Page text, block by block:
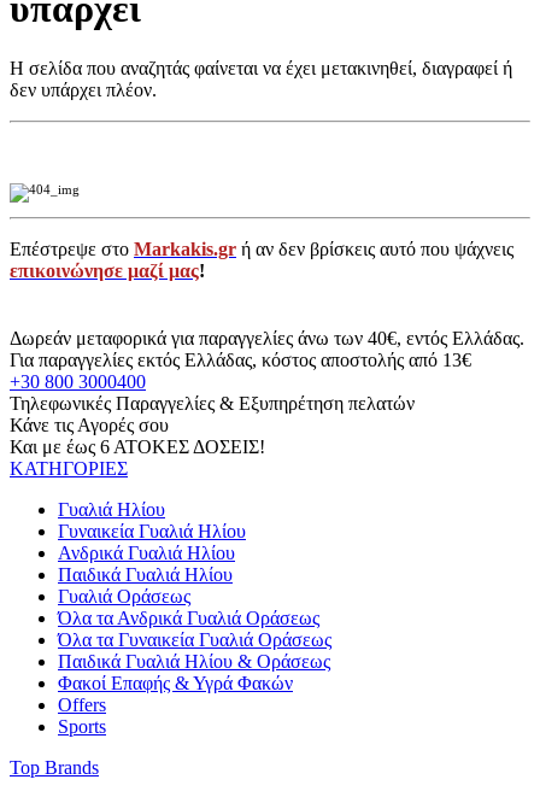
υπάρχει
Η σελίδα που αναζητάς φαίνεται να έχει μετακινηθεί, διαγραφεί ή
δεν υπάρχει πλέον.
Επέστρεψε στο Markakis.gr ή αν δεν βρίσκεις αυτό που ψάχνεις
επικοινώνησε μαζί μας!
Δωρεάν μεταφορικά για παραγγελίες άνω των 40€, εντός Ελλάδας.
Για παραγγελίες εκτός Ελλάδας, κόστος αποστολής από 13€
+30 800 3000400
Τηλεφωνικές Παραγγελίες & Εξυπηρέτηση πελατών
Κάνε τις Αγορές σου
Και με έως 6 ΑΤΟΚΕΣ ΔΟΣΕΙΣ!
ΚΑΤΗΓΟΡΙΕΣ
Γυαλιά Ηλίου
Γυναικεία Γυαλιά Ηλίου
Ανδρικά Γυαλιά Ηλίου
Παιδικά Γυαλιά Ηλίου
Γυαλιά Οράσεως
Όλα τα Ανδρικά Γυαλιά Οράσεως
Όλα τα Γυναικεία Γυαλιά Οράσεως
Παιδικά Γυαλιά Ηλίου & Οράσεως
Φακοί Επαφής & Υγρά Φακών
Offers
Sports
Top Brands